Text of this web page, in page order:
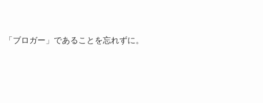
「ブロガー」であることを忘れずに。